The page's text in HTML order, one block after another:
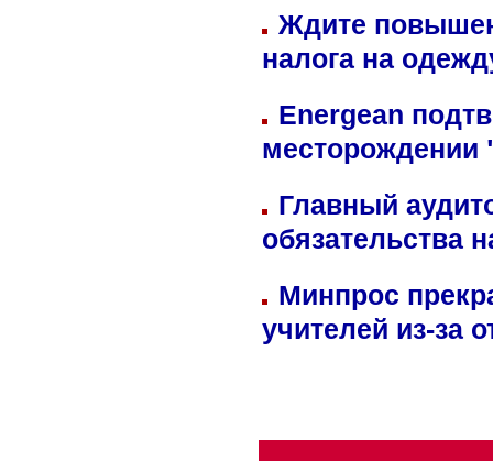
Ждите
налога на
Energean
Главный
обязательства
Минпрос
учителей из-за